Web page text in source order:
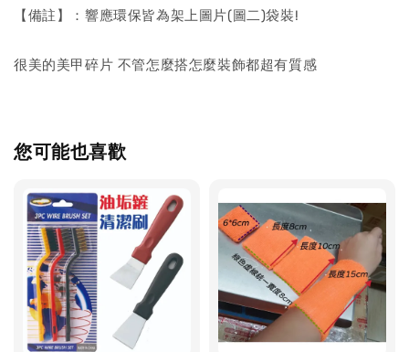
【備註】：響應環保皆為架上圖片(圖二)袋裝!
很美的美甲碎片 不管怎麼搭怎麼裝飾都超有質感
您可能也喜歡